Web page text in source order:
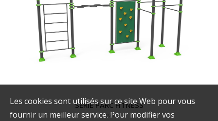
SÉRIE PARC FITNESS
FP2442
Les cookies sont utilisés sur ce site Web pour vous
fournir un meilleur service. Pour modifier vos